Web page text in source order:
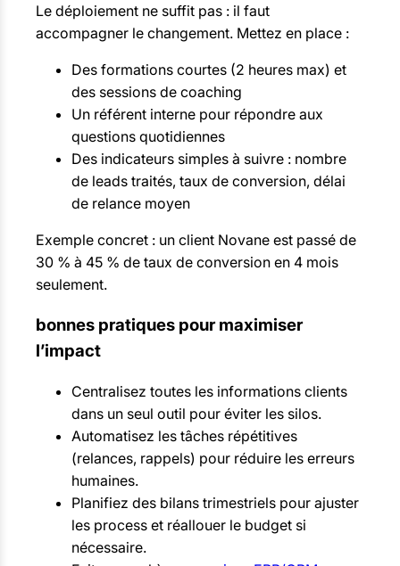
Le déploiement ne suffit pas : il faut
accompagner le changement. Mettez en place :
Des formations courtes (2 heures max) et
des sessions de coaching
Un référent interne pour répondre aux
questions quotidiennes
Des indicateurs simples à suivre : nombre
de leads traités, taux de conversion, délai
de relance moyen
Exemple concret : un client Novane est passé de
30 % à 45 % de taux de conversion en 4 mois
seulement.
bonnes pratiques pour maximiser
l’impact
Centralisez toutes les informations clients
dans un seul outil pour éviter les silos.
Automatisez les tâches répétitives
(relances, rappels) pour réduire les erreurs
humaines.
Planifiez des bilans trimestriels pour ajuster
les process et réallouer le budget si
nécessaire.